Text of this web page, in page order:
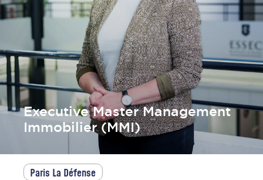
Executive Master Management
Immobilier (MMI)
Paris La Défense